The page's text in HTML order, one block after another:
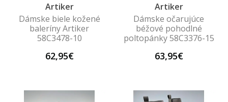
Artiker
Dámske biele kožené
baleríny Artiker
58C3478-10
62,95€
Artiker
Dámske očarujúce
béžové pohodlné
poltopánky 58C3376-15
63,95€